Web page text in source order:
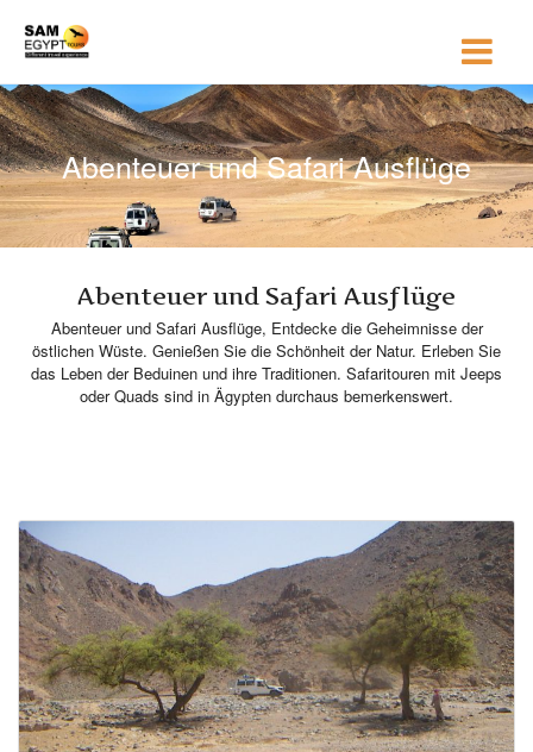
Abenteuer und Safari Ausflüge
Abenteuer und Safari Ausflüge
Abenteuer und Safari Ausflüge, Entdecke die Geheimnisse der
östlichen Wüste. Genießen Sie die Schönheit der Natur. Erleben Sie
das Leben der Beduinen und ihre Traditionen. Safaritouren mit Jeeps
oder Quads sind in Ägypten durchaus bemerkenswert.